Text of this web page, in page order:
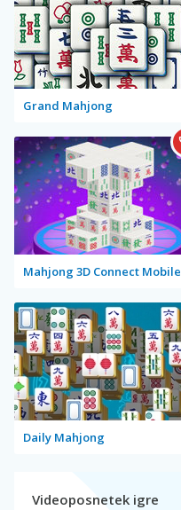
Grand Mahjong
Mahjong 3D Connect Mobile
Daily Mahjong
Videoposnetek igre